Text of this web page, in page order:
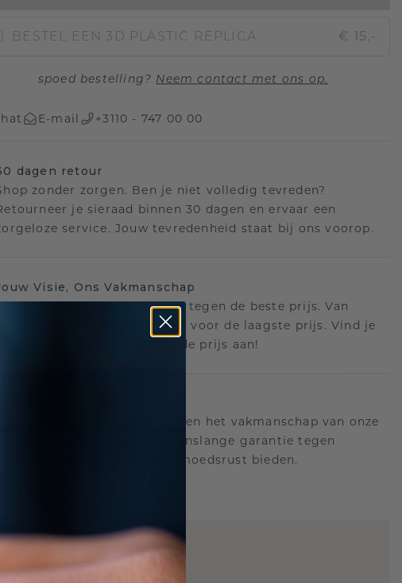
BESTEL EEN 3D PLASTIC REPLICA € 15,-
spoed bestelling? Neem contact met ons op.
E-mail +3110 - 747 00 00
dagen retour
zonder zorgen. Ben je niet volledig tevreden?
je sieraad binnen 30 dagen en ervaar een
service. Jouw tevredenheid staat bij ons voorop.
Visie, Ons Vakmanschap
het perfecte sieraad tegen de beste prijs. Van
inkoop tot creatie, wij zorgen voor de laagste prijs. Vind je
een betere deal? Wij passen de prijs aan!
Wij staan achter de kwaliteit en het vakmanschap van onze
sieraden. Daarom: gratis levenslange garantie tegen
defecten die u voor altijd gemoedsrust bieden.
3D PLASTIC REPLICA